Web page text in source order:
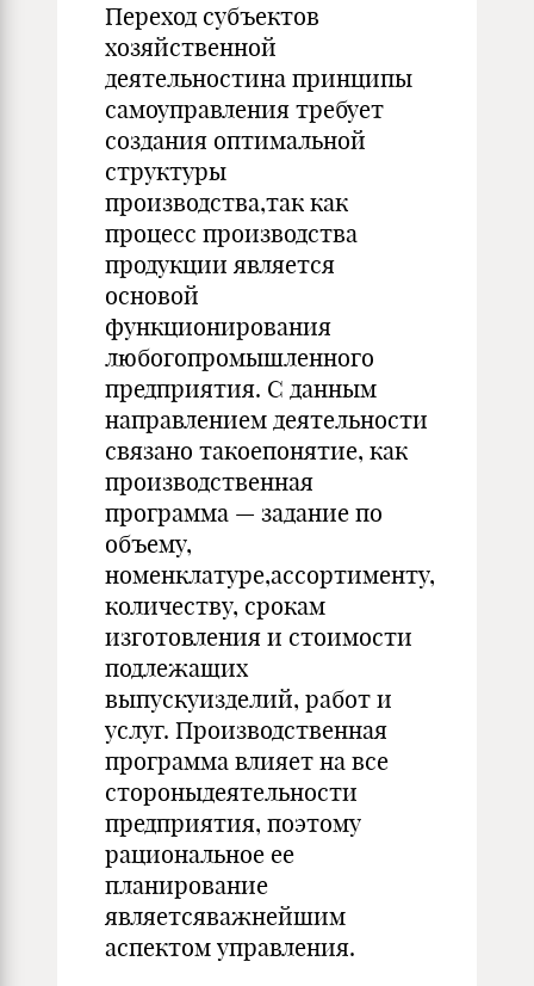
Переход субъектов
хозяйственной
деятельностина принципы
самоуправления требует
создания оптимальной
структуры
производства,так как
процесс производства
продукции является
основой
функционирования
любогопромышленного
предприятия. С данным
направлением деятельности
связано такоепонятие, как
производственная
программа — задание по
объему,
номенклатуре,ассортименту,
количеству, срокам
изготовления и стоимости
подлежащих
выпускуизделий, работ и
услуг. Производственная
программа влияет на все
стороныдеятельности
предприятия, поэтому
рациональное ее
планирование
являетсяважнейшим
аспектом управления.